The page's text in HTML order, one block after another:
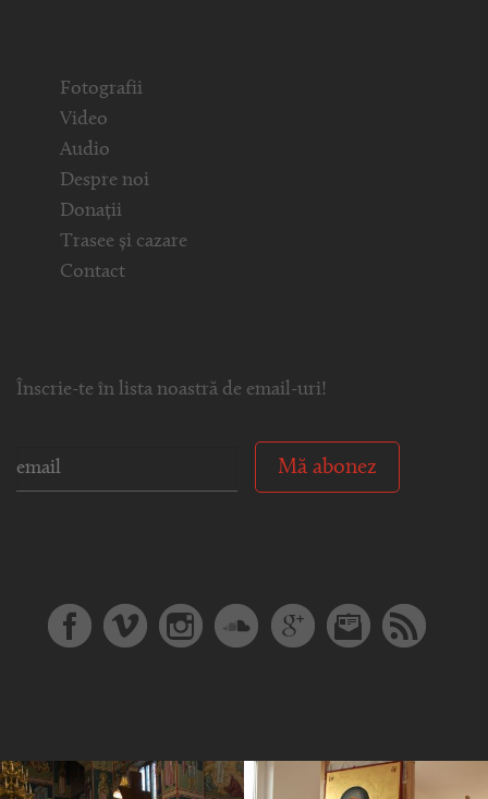
Fotografii
Video
Audio
Despre noi
Donații
Trasee și cazare
Contact
Înscrie-te în lista noastră de email-uri!
Mă abonez